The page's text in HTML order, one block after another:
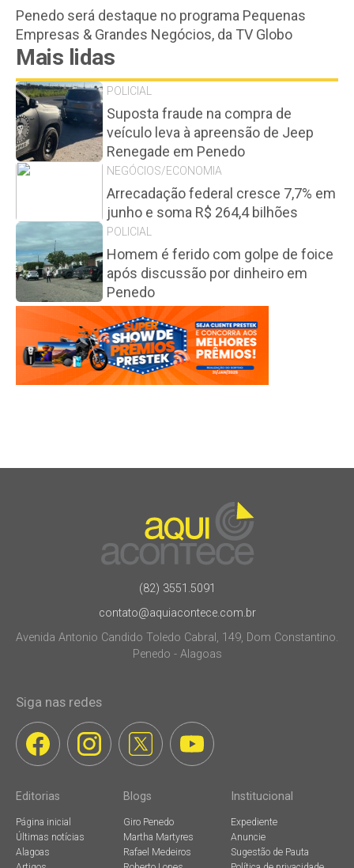
Penedo será destaque no programa Pequenas
Empresas & Grandes Negócios, da TV Globo
Mais lidas
POLICIAL
Suposta fraude na compra de
veículo leva à apreensão de Jeep
Renegade em Penedo
NEGÓCIOS/ECONOMIA
Arrecadação federal cresce 7,7% em
junho e soma R$ 264,4 bilhões
POLICIAL
Homem é ferido com golpe de foice
após discussão por dinheiro em
Penedo
(82) 3551.5091
contato@aquiacontece.com.br
Avenida Antonio Candido Toledo Cabral, 149, Dom Constantino.
Penedo - Alagoas
Siga nas redes
Editorias
Página inicial
Últimas notícias
Alagoas
Blogs
Giro Penedo
Martha Martyres
Rafael Medeiros
Institucional
Expediente
Anuncie
Sugestão de Pauta